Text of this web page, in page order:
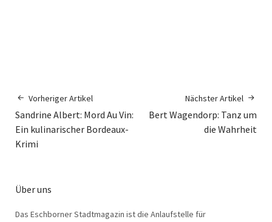
Vorheriger Artikel
Sandrine Albert: Mord Au Vin:
Ein kulinarischer Bordeaux-
Krimi
Nächster Artikel
Bert Wagendorp: Tanz um
die Wahrheit
Über uns
Das Eschborner Stadtmagazin ist die Anlaufstelle für